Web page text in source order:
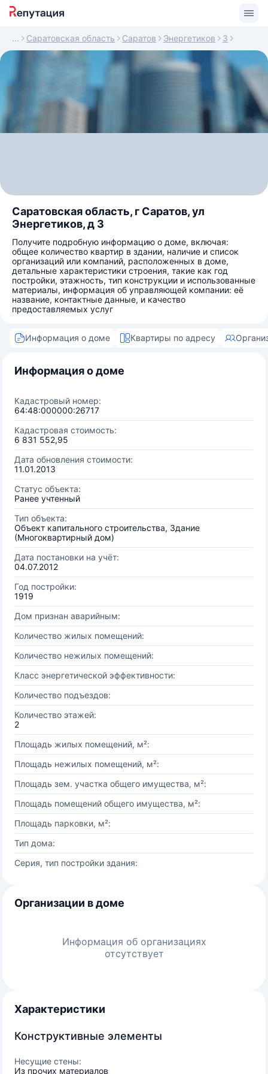
Саратовская область Саратов Энергетиков 3
Саратовская область, г Саратов, ул
Энергетиков, д 3
Получите подробную информацию о доме, включая:
общее количество квартир в здании, наличие и список
организаций или компаний, расположенных в доме,
детальные характеристики строения, такие как год
постройки, этажность, тип конструкции и использованные
материалы, информация об управляющей компании: её
название, контактные данные, и качество
предоставляемых услуг
Информация о доме Квартиры по адресу
Информация о доме
Кадастровый номер:
64:48:000000:26717
Кадастровая стоимость:
6 831 552,95
Дата обновления стоимости:
11.01.2013
Статус объекта:
Ранее учтенный
Тип объекта:
Объект капитального строительства, Здание
(Многоквартирный дом)
Дата постановки на учёт:
04.07.2012
Год постройки:
1919
Дом признан аварийным:
Количество жилых помещений:
Количество нежилых помещений:
Класс энергетической эффективности:
Количество подъездов:
Количество этажей:
2
Площадь жилых помещений, м²:
Площадь нежилых помещений, м²:
Площадь зем. участка общего имущества, м²:
Площадь помещений общего имущества, м²:
Площадь парковки, м²:
Тип дома:
Серия, тип постройки здания:
Организации в доме
Информация об организациях
отсутствует
Характеристики
Конструктивные элементы
Несущие стены:
Из прочих материалов